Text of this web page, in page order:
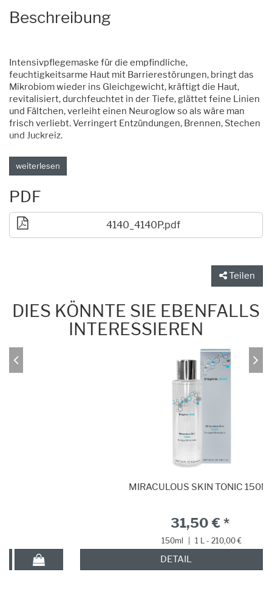
Beschreibung
Intensivpflegemaske für die empfindliche,
feuchtigkeitsarme Haut mit Barrierestörungen, bringt das
Mikrobiom wieder ins Gleichgewicht, kräftigt die Haut,
revitalisiert, durchfeuchtet in der Tiefe, glättet feine Linien
und Fältchen, verleiht einen Neuroglow so als wäre man
frisch verliebt. Verringert Entzündungen, Brennen, Stechen
und Juckreiz.
weiterlesen
PDF
4140_4140P.pdf
Teilen
DIES KÖNNTE SIE EBENFALLS
INTERESSIEREN
MIRACULOUS SKIN TONIC 150ML
31,50 € *
1 L - 210,00 €